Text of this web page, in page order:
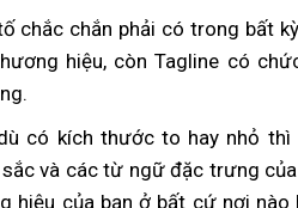
chắc chắn phải có trong bất
hiệu, còn Tagline có
có kích thước to hay nhỏ thì
và các từ ngữ đặc trưng
hiệu của bạn ở bất cứ nơi